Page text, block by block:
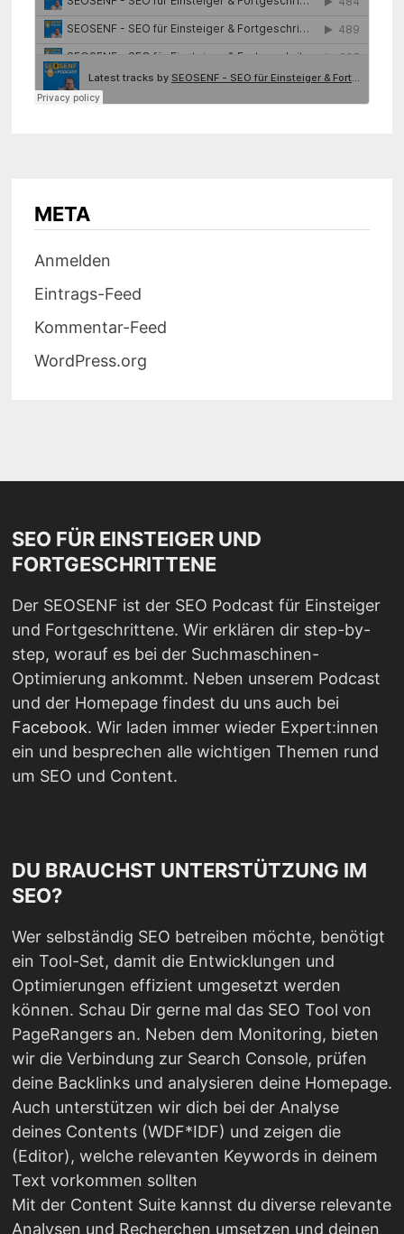
META
Anmelden
Eintrags-Feed
Kommentar-Feed
WordPress.org
SEO FÜR EINSTEIGER UND
FORTGESCHRITTENE
Der SEOSENF ist der SEO Podcast für Einsteiger
und Fortgeschrittene. Wir erklären dir step-by-
step, worauf es bei der Suchmaschinen-
Optimierung ankommt. Neben unserem Podcast
und der Homepage findest du uns auch bei
Facebook. Wir laden immer wieder Expert:innen
ein und besprechen alle wichtigen Themen rund
um SEO und Content.
DU BRAUCHST UNTERSTÜTZUNG IM
SEO?
Wer selbständig SEO betreiben möchte, benötigt
ein Tool-Set, damit die Entwicklungen und
Optimierungen effizient umgesetzt werden
können. Schau Dir gerne mal das SEO Tool von
PageRangers an. Neben dem Monitoring, bieten
wir die Verbindung zur Search Console, prüfen
deine Backlinks und analysieren deine Homepage.
Auch unterstützen wir dich bei der Analyse
deines Contents (WDF*IDF) und zeigen die
(Editor), welche relevanten Keywords in deinem
Text vorkommen sollten
Mit der Content Suite kannst du diverse relevante
Analysen und Recherchen umsetzen und deinen